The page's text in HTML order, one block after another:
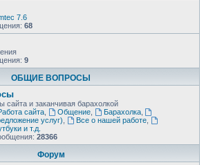
7.6
68
9
ОБЩИЕ ВОПРОСЫ
сайта и заканчивая барахолкой
сайта, Общение, Барахолка,
услуг)
Все о нашей работе,
и т.д.
28366
Форум